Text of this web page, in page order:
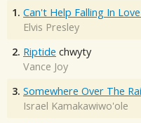
1. Can't Help Falling In
Elvis Presley
2. Riptide chwyty
Vance Joy
3. Somewhere Over The
Israel Kamakawiwo'ole